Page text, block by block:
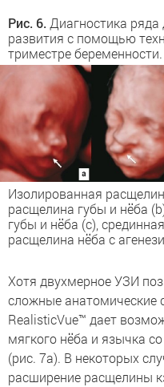
Рис. 6. Диагностика
развития с помощью
триместре беременности.
Изолированная
расщелина губы и нёба
губы и нёба (c),
расщелина нёба с
Хотя двухмерное УЗИ
сложные анатомические
RealisticVue™ дает
мягкого нёба и язычка
(рис. 7a). В некоторых
расширение расщелины